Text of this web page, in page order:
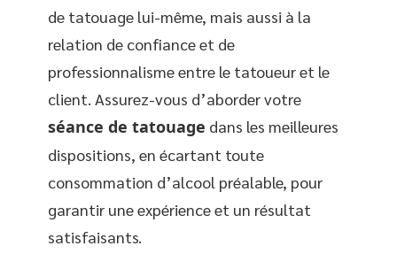
de tatouage lui-même, mais aussi à la
relation de confiance et de
professionnalisme entre le tatoueur et le
client. Assurez-vous d’aborder votre
séance de tatouage dans les meilleures
dispositions, en écartant toute
consommation d’alcool préalable, pour
garantir une expérience et un résultat
satisfaisants.